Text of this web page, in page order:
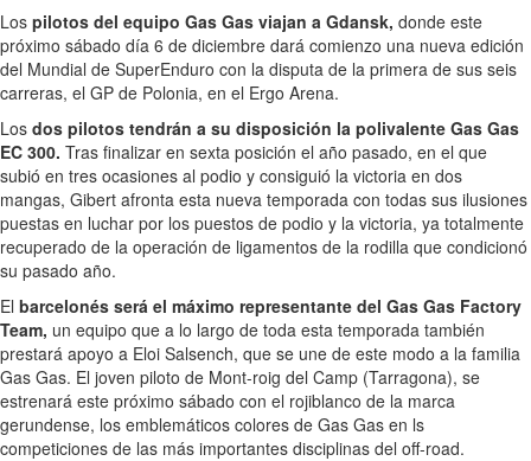
Los pilotos del equipo Gas Gas viajan a Gdansk, donde este
próximo sábado día 6 de diciembre dará comienzo una nueva edición
del Mundial de SuperEnduro con la disputa de la primera de sus seis
carreras, el GP de Polonia, en el Ergo Arena.
Los dos pilotos tendrán a su disposición la polivalente Gas Gas
EC 300. Tras finalizar en sexta posición el año pasado, en el que
subió en tres ocasiones al podio y consiguió la victoria en dos
mangas, Gibert afronta esta nueva temporada con todas sus ilusiones
puestas en luchar por los puestos de podio y la victoria, ya totalmente
recuperado de la operación de ligamentos de la rodilla que condicionó
su pasado año.
El barcelonés será el máximo representante del Gas Gas Factory
Team, un equipo que a lo largo de toda esta temporada también
prestará apoyo a Eloi Salsench, que se une de este modo a la familia
Gas Gas. El joven piloto de Mont-roig del Camp (Tarragona), se
estrenará este próximo sábado con el rojiblanco de la marca
gerundense, los emblemáticos colores de Gas Gas en ls
competiciones de las más importantes disciplinas del off-road.